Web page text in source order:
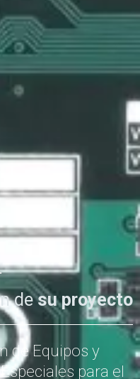
desu proyecto
de Equipos y
para el